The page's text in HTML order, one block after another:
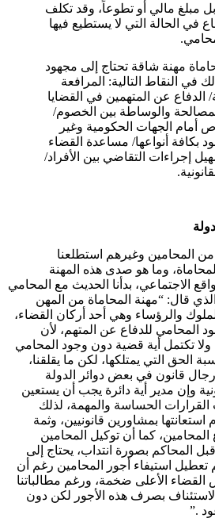
مبلغ مالي أو تطوعاً، وقد تكلف
في الحالة التي لا يستطيع فيها
مهنة شاقة تحتاج إلى مجهود
في النقاط التالية: المرافعة
الدفاع عن المتهمين في القضايا
والوساطة بين الخصوم/
أمام الجهات الحكومية وغير
بكافة أنواعها/ مساعدة القضاء
إجراءات التقاضي بين الأفراد/
المحامين وغيرهم استطلعنا
وما هو صدى هذه المهنة
الاجتماعي، بدأنا الحديث مع المحامي
قال: “مهنة المحاماة من المهن
والرؤساء وهي أحد أركان القضاء،
المحامي للدفاع عن المتهم، لأن
ولا تكتمل أية قضية دون وجود المحامي
الحق التي يمتلكها، لكن ما يقلقنا،
قانون في بعض دوائر الدولة
وإن مدير أية دائرة يجب أن يستعين
الحساسة والمهمة، لذلك
استعانتها بمشاورين قانونيين، وثمة
كما أن توكيل المحامين
المحاكم بصورة انتداب، يحتاج إلى
تعطيل استيفاء أجور المحامين رغم أن
القضاء الأعلى ضخمة، ورغم مطالباتنا
بصرف هذه الأجور لكن دون
.”